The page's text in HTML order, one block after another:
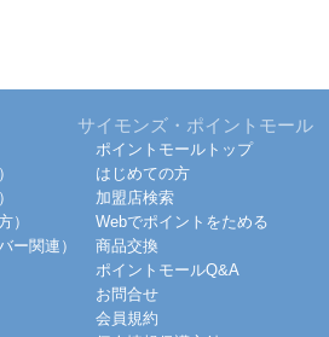
）
ー関連）
サイモンズ・ポイントモール
ポイントモールトップ
はじめての方
加盟店検索
Webでポイントをためる
商品交換
ポイントモールQ&A
お問合せ
会員規約